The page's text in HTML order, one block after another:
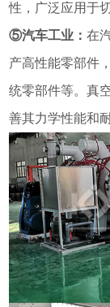
性，广泛应用于
⑤汽车工业：在
产高性能零部件
统零部件等。真
善其力学性能和